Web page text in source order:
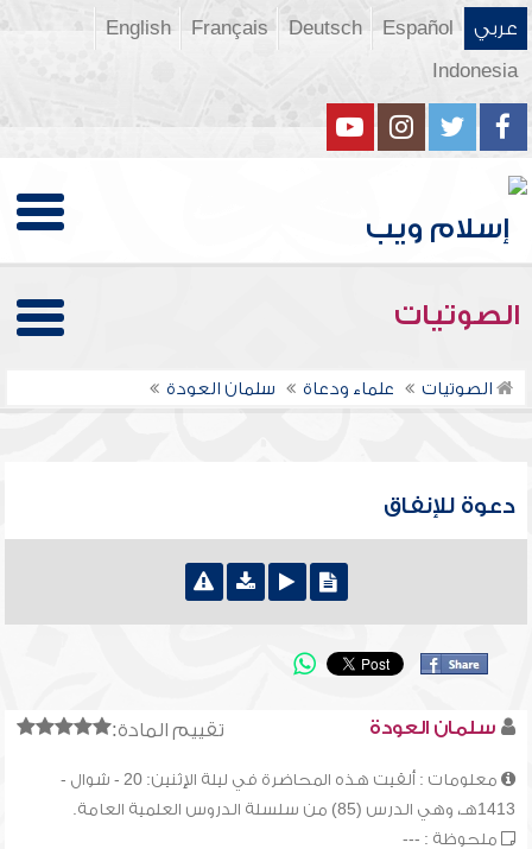
عربي Español
Deutsch
Français
English
Indonesia
الصوتيات
الصوتيات علماء ودعاة سلمان العودة
دعوة للإنفاق
تقييم المادة: سلمان العودة
معلومات : ألقيت هذه المحاضرة في ليلة الإثنين: 20 - شوال -
1413هـ، وهي الدرس (85) من سلسلة الدروس العلمية العامة.
ملحوظة : ---